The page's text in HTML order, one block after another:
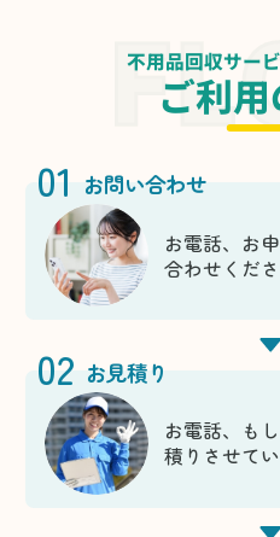
不用品回収サー
ご利
01 お問い合わせ
お電話、お
合わせくださ
02 お見積り
お電話、も
積りさせて